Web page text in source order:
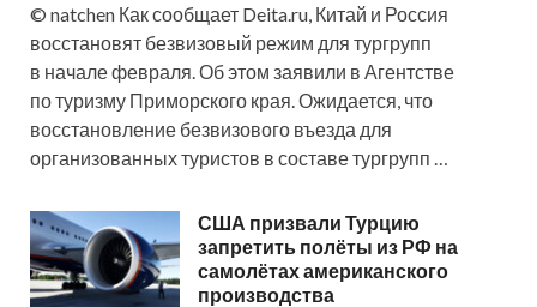
© natchen Как сообщает Deita.ru, Китай и Россия
восстановят безвизовый режим для тургрупп
в начале февраля. Об этом заявили в Агентстве
по туризму Приморского края. Ожидается, что
восстановление безвизового въезда для
организованных туристов в составе тургрупп …
США призвали Турцию
запретить полёты из РФ на
самолётах американского
производства